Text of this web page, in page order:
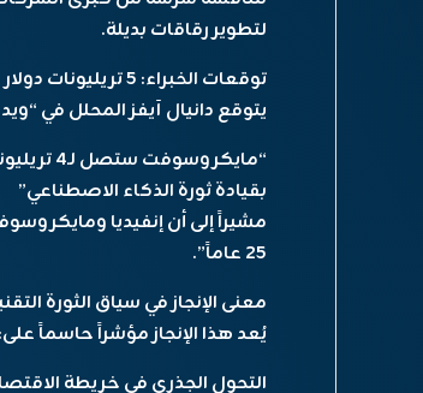
لتطوير رقاقات بديلة.
توقعات الخبراء: 5 تريليونات دولار قريباً!
يتوقع دانيال آيفز المحلل في
بقيادة ثورة الذكاء الاصطناعي”
مشيراً إلى أن إنفيديا
25 عاماً”.
معنى الإنجاز في سياق الثورة
يُعد هذا الإنجاز مؤشراً حاسماً على:
التحول الجذري في خريطة